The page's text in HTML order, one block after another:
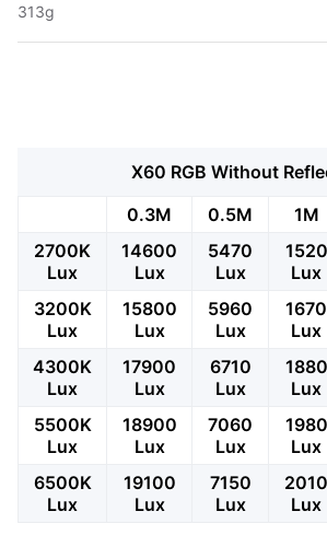
313g
X60 RGB Without
0.3M
0.5M 1M
2700K
Lux
14600
Lux
5470
Lux
1520
Lux
3200K
Lux
15800
Lux
5960
Lux
1670
Lux
4300K
Lux
17900
Lux
6710
Lux
1880
Lux
5500K
Lux
18900
Lux
7060
Lux
1980
Lux
6500K
Lux
19100
Lux
7150
Lux
2010
Lux